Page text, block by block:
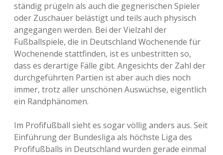
ständig prügeln als auch die gegnerischen Spieler
oder Zuschauer belästigt und teils auch physisch
angegangen werden. Bei der Vielzahl der
Fußballspiele, die in Deutschland Wochenende für
Wochenende stattfinden, ist es unbestritten so,
dass es derartige Fälle gibt. Angesichts der Zahl der
durchgeführten Partien ist aber auch dies noch
immer, trotz aller unschönen Auswüchse, eigentlich
ein Randphänomen.
Im Profifußball sieht es sogar völlig anders aus. Seit
Einführung der Bundesliga als höchste Liga des
Profifußballs in Deutschland wurden gerade einmal